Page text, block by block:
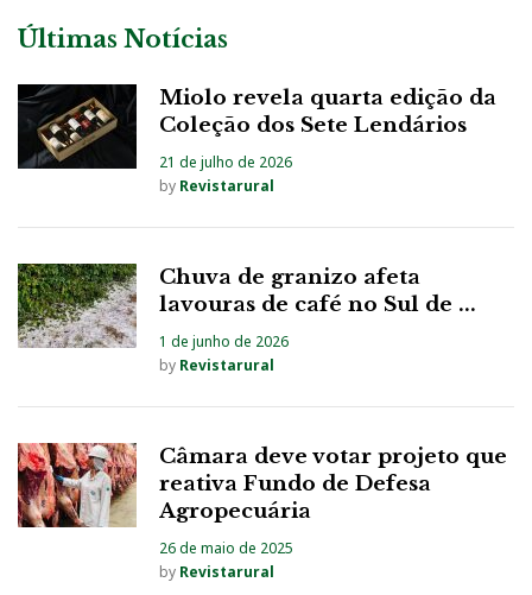
Últimas Notícias
Miolo revela quarta edição da
Coleção dos Sete Lendários
21 de julho de 2026
by Revistarural
Chuva de granizo afeta
lavouras de café no Sul de ...
1 de junho de 2026
by Revistarural
Câmara deve votar projeto que
reativa Fundo de Defesa
Agropecuária
26 de maio de 2025
by Revistarural